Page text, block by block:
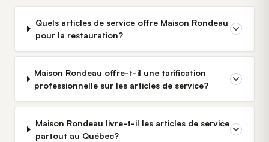
Quels articles de service offre Maison Rondeau
pour la restauration?
Maison Rondeau offre-t-il une tarification
professionnelle sur les articles de service?
Maison Rondeau livre-t-il les articles de service
partout au Québec?